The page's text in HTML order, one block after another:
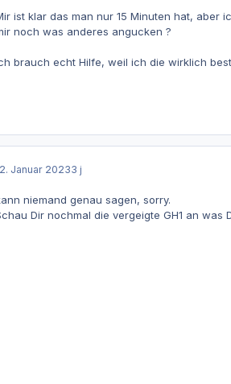
ist klar das man nur 15 Minuten hat,
noch was anderes angucken ?
brauch echt Hilfe, weil ich die wirklich
Januar 20233 j
niemand genau sagen, sorry.
Dir nochmal die vergeigte GH1 an was